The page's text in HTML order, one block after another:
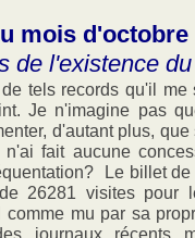
mois d'octobre
de l'existence
tels records qu'il
Je n'imagine pas
d'autant plus,
fait aucune
Le billet
26281 visites
comme mu par sa
journaux récents